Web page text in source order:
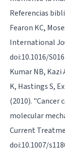
Referencias
Fearon KC,
International
doi:10.1016/
Kumar NB, Kazi
K, Hastings S,
(2010). "Cancer
molecular
Current
doi:10.1007/